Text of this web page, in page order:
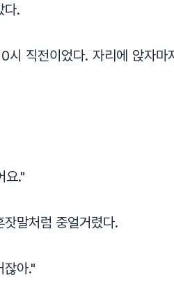
다.
시 직전이었다. 자리에 앉자
요."
말처럼 중얼거렸다.
잖아."